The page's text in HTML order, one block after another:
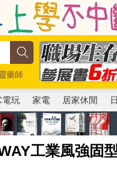
藥師
電玩 家電 居家休閒
工業風強固